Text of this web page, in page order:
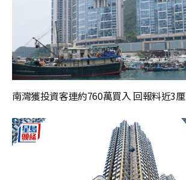
南灣獲投資客連約760萬買入 回報料近3厘